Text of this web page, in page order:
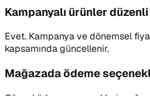
Kampanyalı ürünler
Evet. Kampanya ve dönemsel
kapsamında güncellenir.
Mağazada ödeme